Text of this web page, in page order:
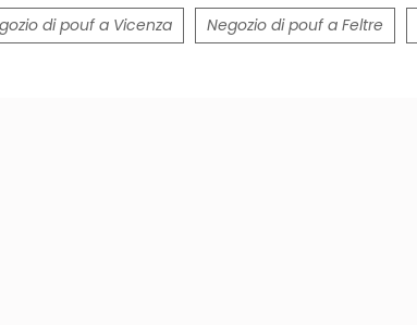
di pouf a Vicenza Negozio di pouf a Feltre